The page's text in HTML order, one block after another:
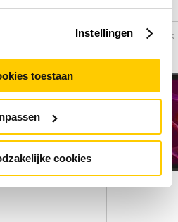
Instellingen
toestaan
cookies
Vergelijk